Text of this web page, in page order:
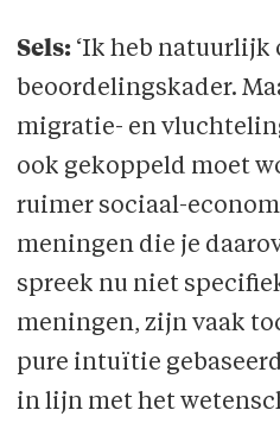
Sels: ‘Ik heb
beoordelingskader.
migratie- en
ook gekoppeld moet
ruimer sociaal-
meningen die je
spreek nu niet
meningen, zijn vaak
pure intuïtie
in lijn met het